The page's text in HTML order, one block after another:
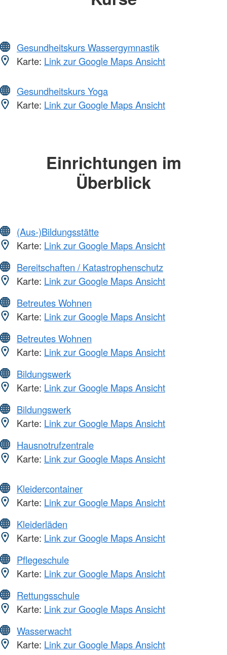
Gesundheitskurs Wassergymnastik
Karte: Link zur Google Maps Ansicht
Gesundheitskurs Yoga
Karte: Link zur Google Maps Ansicht
Einrichtungen im
Überblick
(Aus-)Bildungsstätte
Karte: Link zur Google Maps Ansicht
Bereitschaften / Katastrophenschutz
Karte: Link zur Google Maps Ansicht
Betreutes Wohnen
Karte: Link zur Google Maps Ansicht
Betreutes Wohnen
Karte: Link zur Google Maps Ansicht
Bildungswerk
Karte: Link zur Google Maps Ansicht
Bildungswerk
Karte: Link zur Google Maps Ansicht
Hausnotrufzentrale
Karte: Link zur Google Maps Ansicht
Kleidercontainer
Karte: Link zur Google Maps Ansicht
Kleiderläden
Karte: Link zur Google Maps Ansicht
Pflegeschule
Karte: Link zur Google Maps Ansicht
Rettungsschule
Karte: Link zur Google Maps Ansicht
Wasserwacht
Karte: Link zur Google Maps Ansicht